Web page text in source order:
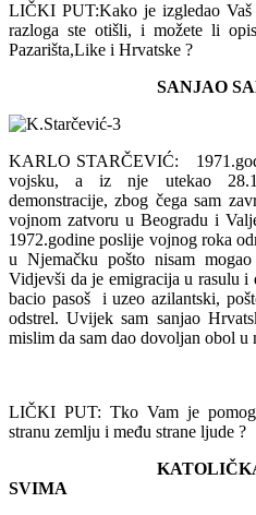
LIČKI PUT:Kako je izgledao
razloga ste otišli, i možete li
Pazarišta,Like i Hrvatske ?
SANJAO
KARLO STARČEVIĆ:
vojsku, a iz nje utekao
demonstracije, zbog čega sam
vojnom zatvoru u Beogradu i
1972.godine poslije vojnog roka
u Njemačku pošto nisam
Vidjevši da je emigracija u rasulu
bacio pasoš i uzeo azilantski,
odstrel. Uvijek sam sanjao
mislim da sam dao dovoljan obol u
LIČKI PUT: Tko Vam je
stranu zemlju i među strane ljude ?
SVIMA